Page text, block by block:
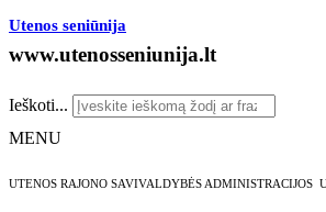
Utenos seniūnija
www.utenosseniunija.lt
Ieškoti...
MENU
UTENOS RAJONO SAVIVALDYBĖS ADMINISTRACIJOS